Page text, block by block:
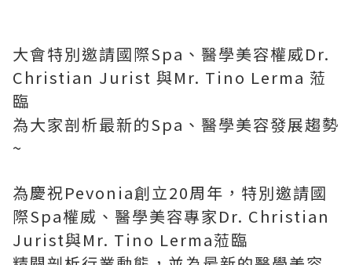
大會特別邀請國際Spa、醫學美容權威Dr.
Christian Jurist 與Mr. Tino Lerma 蒞
臨
為大家剖析最新的Spa、醫學美容發展趨勢
~
為慶祝Pevonia創立20周年，特別邀請國
際Spa權威、醫學美容專家Dr. Christian
Jurist與Mr. Tino Lerma蒞臨